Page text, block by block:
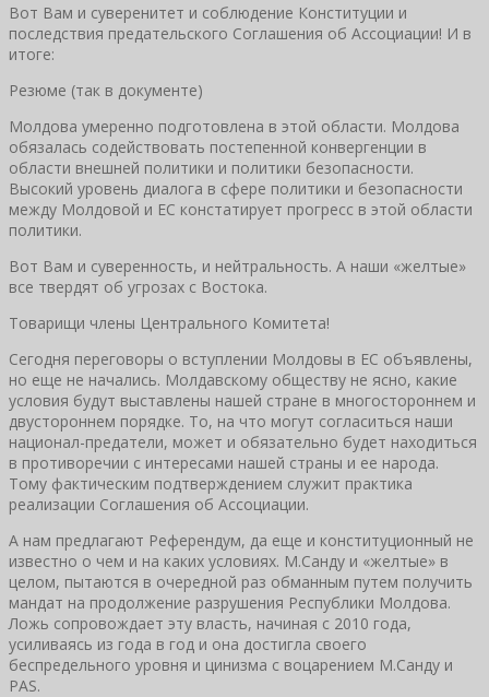
Вот Вам и суверенитет и соблюдение Конституции и
последствия предательского Соглашения об Ассоциации! И в
итоге:
Резюме (так в документе)
Молдова умеренно подготовлена в этой области. Молдова
обязалась содействовать постепенной конвергенции в
области внешней политики и политики безопасности.
Высокий уровень диалога в сфере политики и безопасности
между Молдовой и ЕС констатирует прогресс в этой области
политики.
Вот Вам и суверенность, и нейтральность. А наши «желтые»
все твердят об угрозах с Востока.
Товарищи члены Центрального Комитета!
Сегодня переговоры о вступлении Молдовы в ЕС объявлены,
но еще не начались. Молдавскому обществу не ясно, какие
условия будут выставлены нашей стране в многостороннем и
двустороннем порядке. То, на что могут согласиться наши
национал-предатели, может и обязательно будет находиться
в противоречии с интересами нашей страны и ее народа.
Тому фактическим подтверждением служит практика
реализации Соглашения об Ассоциации.
А нам предлагают Референдум, да еще и конституционный не
известно о чем и на каких условиях. М.Санду и «желтые» в
целом, пытаются в очередной раз обманным путем получить
мандат на продолжение разрушения Республики Молдова.
Ложь сопровождает эту власть, начиная с 2010 года,
усиливаясь из года в год и она достигла своего
беспредельного уровня и цинизма с воцарением М.Санду и
PAS.